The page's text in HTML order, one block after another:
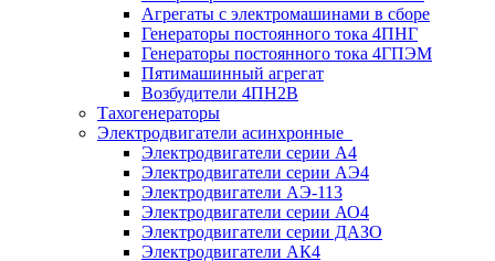
Агрегаты с электромашинами в сборе
Генераторы постоянного тока 4ПНГ
Генераторы постоянного тока 4ГПЭМ
Пятимашинный агрегат
Возбудители 4ПН2В
Тахогенераторы
Электродвигатели асинхронные
Электродвигатели серии А4
Электродвигатели серии АЭ4
Электродвигатели АЭ-113
Электродвигатели серии АО4
Электродвигатели серии ДАЗО
Электродвигатели АК4